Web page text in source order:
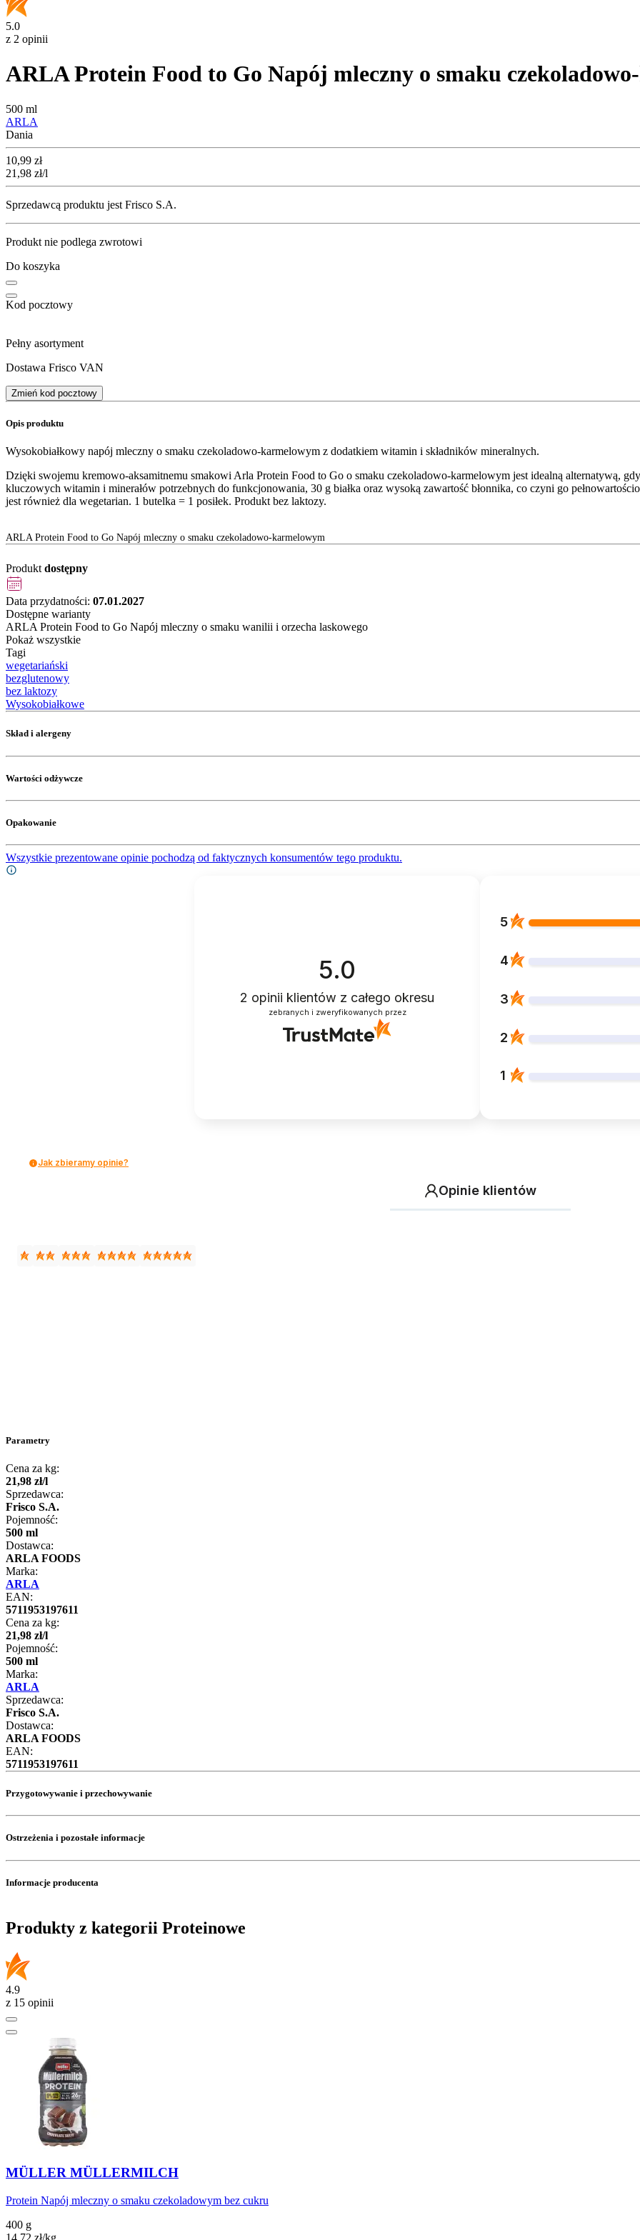
5.0
z 2 opinii
ARLA Protein Food to Go Napój mleczny o smaku
500 ml
ARLA
Dania
Cena
10,99 zł
21,98 zł/l
Sprzedawcą produktu jest Frisco S.A.
Produkt nie podlega zwrotowi
Do koszyka
Kod pocztowy
Pełny asortyment
Dostawa Frisco VAN
Zmień kod pocztowy
Opis produktu
Wysokobiałkowy napój mleczny o smaku czekoladowo-karmelowym z dodatkiem witamin i składników mineralnych.
Dzięki swojemu kremowo-aksamitnemu smakowi Arla Protein Food to Go o smaku czekoladowo-karmelowym jest idealną alternatywą,
kluczowych witamin i minerałów potrzebnych do funkcjonowania, 30 g białka oraz wysoką zawartość błonnika, co czyni go
jest również dla wegetarian. 1 butelka = 1 posiłek. Produkt bez laktozy.
ARLA Protein Food to Go Napój mleczny o smaku czekoladowo-karmelowym
Produkt dostępny
Data przydatności: 07.01.2027
Dostępne warianty
ARLA Protein Food to Go Napój mleczny o smaku wanilii i orzecha laskowego
Pokaż wszystkie
Tagi
wegetariański
bezglutenowy
bez laktozy
Wysokobiałkowe
Skład i alergeny
Wartości odżywcze
Opakowanie
Wszystkie prezentowane opinie pochodzą od faktycznych konsumentów tego produktu.
5.0
2 opinii klientów z całego okresu
zebranych i zweryfikowanych przez
5
4
3
2
1
Jak zbieramy opinie?
Opinie klientów
Parametry
Cena za kg:
21,98 zł/l
Sprzedawca:
Frisco S.A.
Pojemność:
500 ml
Dostawca:
ARLA FOODS
Marka:
ARLA
EAN:
5711953197611
Cena za kg:
21,98 zł/l
Pojemność:
500 ml
Marka:
ARLA
Sprzedawca:
Frisco S.A.
Dostawca:
ARLA FOODS
EAN:
5711953197611
Przygotowywanie i przechowywanie
Ostrzeżenia i pozostałe informacje
Informacje producenta
Produkty z kategorii Proteinowe
4.9
z 15 opinii
MÜLLER MÜLLERMILCH
Protein Napój mleczny o smaku czekoladowym bez cukru
400 g
14,72 zł/kg